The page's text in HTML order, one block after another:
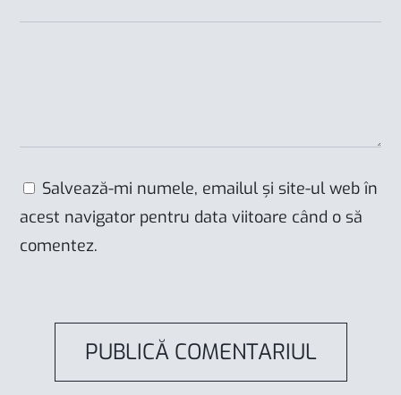
Salvează-mi numele, emailul și site-ul web în
acest navigator pentru data viitoare când o să
comentez.